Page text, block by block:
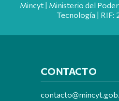
Mincyt | Ministerio del
Tecnología | RIF:
CONTACTO